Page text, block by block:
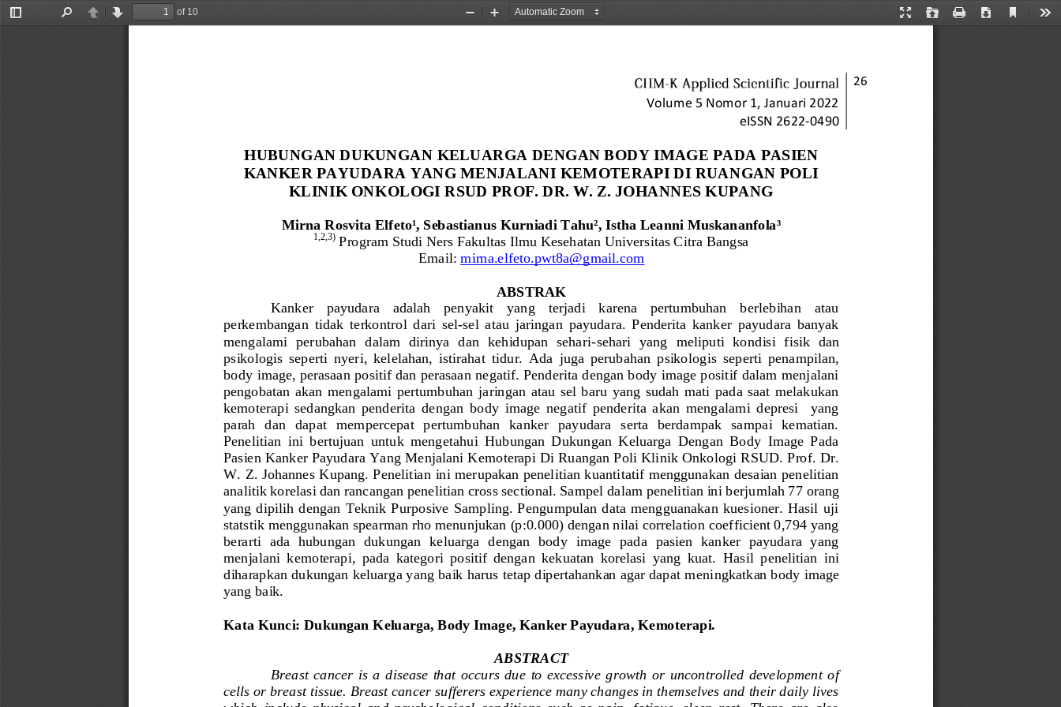
Toggle
PreviousNext
of 10
Presentation
Open Print Download
Current
Zoom
Zoom
Volume 5 Nomor 1, Januari 2022
eISSN 2622-0490
26
HUBUNGAN DUKUNGAN KELUARGA DENGAN BODY IMAGE PADA PASIEN
KANKER PAYUDARA YANG MENJALANI KEMOTERAPI DI RUANGAN POLI
KLINIK ONKOLOGI RSUD PROF. DR. W. Z. JOHANNES KUPANG
Mirna Rosvita Elfeto¹, Sebastianus Kurniadi Tahu², Istha Leanni Muskananfola³
1,2,3) Program Studi Ners Fakultas Ilmu Kesehatan Universitas Citra Bangsa
Email: mirna.elfeto.pwt8a@gmail.com
ABSTRAK
Kanker    payudara    adalah    penyakit    yang    terjadi    karena    pertumbuhan    berlebihan    atau
perkembangan  tidak terkontrol  dari  sel-sel  atau  jaringan  payudara.  Penderita  kanker  payudara  banyak
mengalami  perubahan  dalam  dirinya  dan  kehidupan  sehari-sehari  yang  meliputi  kondisi  fisik  dan
psikologis  seperti  nyeri,  kelelahan,  istirahat  tidur.  Ada  juga  perubahan  psikologis  seperti  penampilan,
body image, perasaan positif dan perasaan negatif. Penderita dengan body image positif dalam menjalani
pengobatan  akan  mengalami  pertumbuhan  jaringan  atau  sel  baru  yang  sudah  mati  pada  saat  melakukan
kemoterapi  sedangkan  penderita  dengan  body  image  negatif  penderita  akan  mengalami  depresi    yang
parah   dan   dapat   mempercepat   pertumbuhan   kanker   payudara   serta   berdampak   sampai   kematian.
Penelitian  ini  bertujuan  untuk  mengetahui  Hubungan  Dukungan  Keluarga  Dengan  Body  Image  Pada
Pasien Kanker Payudara Yang Menjalani Kemoterapi Di Ruangan Poli Klinik Onkologi RSUD. Prof. Dr.
W. Z. Johannes Kupang. Penelitian ini merupakan penelitian kuantitatif menggunakan desaian penelitian
analitik korelasi dan rancangan penelitian cross sectional. Sampel dalam penelitian ini berjumlah 77 orang
yang  dipilih  dengan  Teknik  Purposive  Sampling.  Pengumpulan  data  mengguanakan  kuesioner.  Hasil  uji
statstik menggunakan spearman rho menunjukan (p:0.000) dengan nilai correlation coefficient 0,794 yang
berarti  ada  hubungan  dukungan  keluarga  dengan  body  image  pada  pasien  kanker  payudara  yang
menjalani  kemoterapi,  pada  kategori  positif  dengan  kekuatan  korelasi  yang  kuat.
Hasil  penelitian  ini
diharapkan dukungan keluarga yang baik harus tetap dipertahankan agar dapat meningkatkan body image
yang baik.
Kata Kunci: Dukungan Keluarga, Body Image, Kanker Payudara, Kemoterapi.
ABSTRACT
Breast  cancer  is  a  disease  that  occurs  due  to  excessive  growth  or  uncontrolled  development  of
cells or breast tissue. Breast cancer sufferers experience many changes in themselves and their daily lives